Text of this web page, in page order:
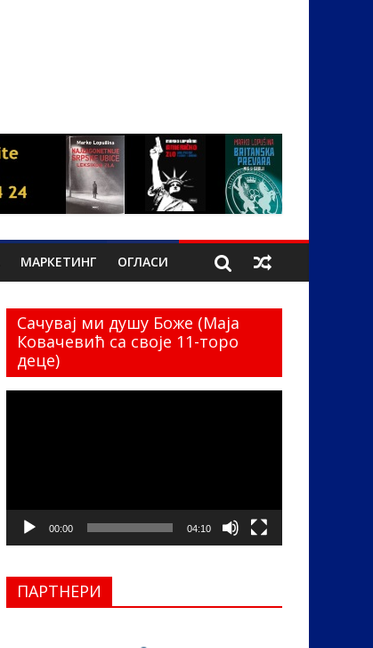
МАРКЕТИНГ ОГЛАСИ
Сачувај ми душу Боже (Маја
Ковачевић са своје 11-торо
деце)
00:00 04:10
ПАРТНЕРИ